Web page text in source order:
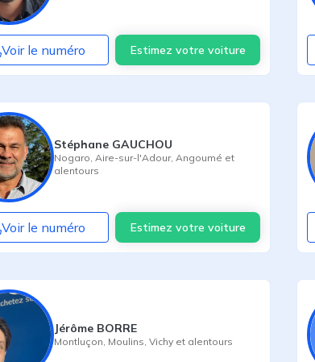
Voir le numéro Estimez votre voiture
Stéphane GAUCHOU
Nogaro Aire-sur-l'Adour, Angoumé et
alentours
Voir le numéro Estimez votre voiture
Jérôme BORRE
Montluçon Moulins Vichyet alentours